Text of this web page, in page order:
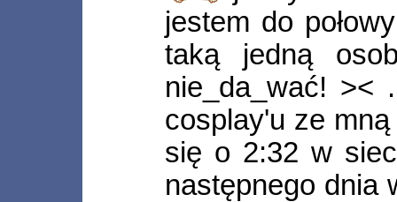
jestem do
taką jedną
nie_da_wać! ><
cosplay'u ze
się o 2:32 w
następnego dnia